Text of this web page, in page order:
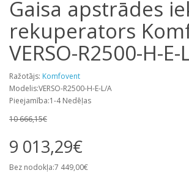
Gaisa apstrādes
rekuperators
VERSO-R2500-H-E-
Ražotājs: Komfovent
Modelis:VERSO-R2500-H-E-L/A
Pieejamība:1-4 Nedēļas
10 666,15€
9 013,29€
Bez nodokļa:7 449,00€